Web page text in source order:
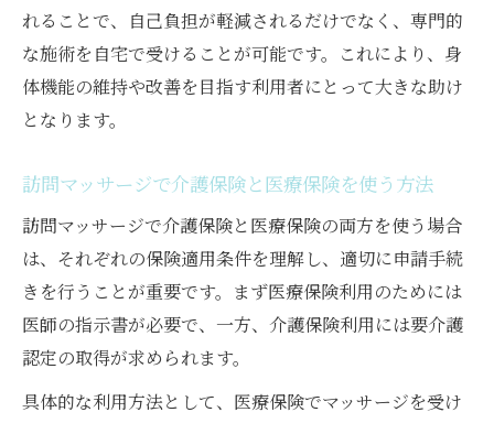
れることで、自己負担が軽減されるだけでなく、専門的
な施術を自宅で受けることが可能です。これにより、身
体機能の維持や改善を目指す利用者にとって大きな助け
となります。
訪問マッサージで介護保険と医療保険を使う方法
訪問マッサージで介護保険と医療保険の両方を使う場合
は、それぞれの保険適用条件を理解し、適切に申請手続
きを行うことが重要です。まず医療保険利用のためには
医師の指示書が必要で、一方、介護保険利用には要介護
認定の取得が求められます。
具体的な利用方法として、医療保険でマッサージを受け